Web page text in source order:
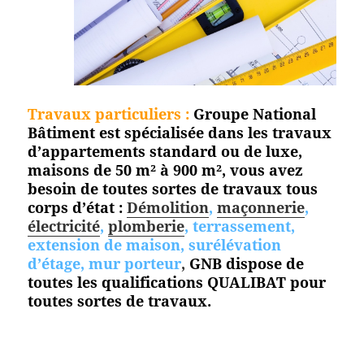
Travaux particuliers : Groupe National
Bâtiment est spécialisée dans les travaux
d’appartements standard ou de luxe,
maisons de 50 m² à 900 m², vous avez
besoin de toutes sortes de travaux tous
corps d’état : Démolition,maçonnerie,
électricité,plomberie, terrassement,
extension de maison, surélévation
d’étage, mur porteur, GNB dispose de
toutes les qualifications QUALIBAT pour
toutessortes de travaux.